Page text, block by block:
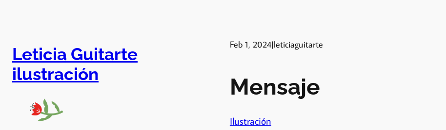
Leticia Guitarte
ilustración
Feb 1, 2024|leticiaguitarte
Mensaje
Ilustración